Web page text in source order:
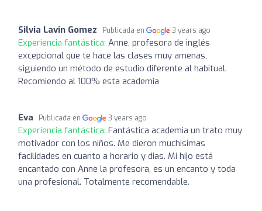
Silvia Lavin Gomez Publicada en 3 years ago
Experiencia fantástica: Anne, profesora de inglés
excepcional que te hace las clases muy amenas,
siguiendo un método de estudio diferente al habitual.
Recomiendo al 100% esta academia
Eva Publicada en 3 years ago
Experiencia fantástica: Fantástica academia un trato muy
motivador con los niños. Me dieron muchisimas
facilidades en cuanto a horario y dias. Mi hijo está
encantado con Anne la profesora, es un encanto y toda
una profesional. Totalmente recomendable.